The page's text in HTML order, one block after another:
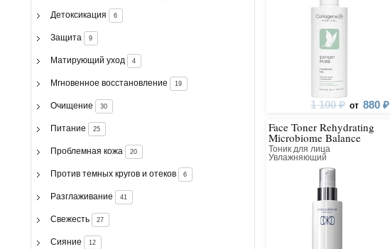
Детоксикация 6
Защита 9
Матирующий уход 4
Мгновенное восстановление 19
Очищение 30
Питание 25
Проблемная кожа 20
Против темных кругов и отеков 6
Разглаживание 41
Свежесть 27
Сияние 12
1 100 ₽ от 880 ₽
Face Toner Rehydrating
Microbiome Balance
Тоник для лица
Увлажняющий
Восстановление микробиома